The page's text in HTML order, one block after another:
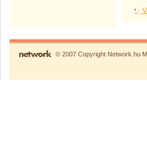
© 2007 Copyright Network.hu